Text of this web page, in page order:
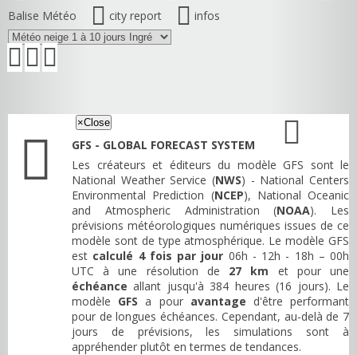
Balise Météo
city report infos
×Close
GFS - GLOBAL FORECAST SYSTEM
Les créateurs et éditeurs du modèle GFS sont le
National Weather Service (NWS) - National Centers
Environmental Prediction (NCEP), National Oceanic
and Atmospheric Administration (NOAA). Les
prévisions météorologiques numériques issues de ce
modèle sont de type atmosphérique. Le modèle GFS
est calculé 4 fois par jour 06h - 12h - 18h – 00h
UTC à une résolution de 27 km et pour une
échéance allant jusqu'à 384 heures (16 jours). Le
modèle GFS a pour avantage d'être performant
pour de longues échéances. Cependant, au-delà de 7
jours de prévisions, les simulations sont à
appréhender plutôt en termes de tendances.